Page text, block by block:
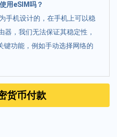
用eSIM吗？
手机设计的，在手机上可以稳
器，我们无法保证其稳定性，
键功能，例如手动选择网络的
货币付款